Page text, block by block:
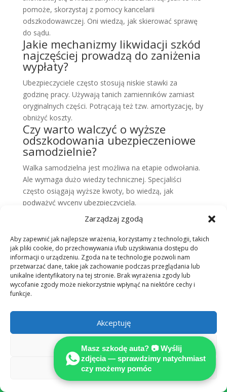
Zarządzaj zgodą
Aby zapewnić jak najlepsze wrażenia, korzystamy z technologii, takich
jak pliki cookie, do przechowywania i/lub uzyskiwania dostępu do
informacji o urządzeniu. Zgoda na te technologie pozwoli nam
przetwarzać dane, takie jak zachowanie podczas przeglądania lub
unikalne identyfikatory na tej stronie. Brak wyrażenia zgody lub
wycofanie zgody może niekorzystnie wpłynąć na niektóre cechy i
funkcje.
Akceptuję
Odmów
Zobacz preferencje
pomoże, skorzystaj z pomocy kancelarii
odszkodowawczej. Oni wiedzą, jak skierować sprawę
do sądu.
Jakie mechanizmy likwidacji szkód
najczęściej prowadzą do zaniżenia
wypłaty?
Ubezpieczyciele często stosują niskie stawki za
godzinę pracy. Używają tanich zamienników zamiast
oryginalnych części. Potrącają też tzw. amortyzację, by
obniżyć koszty.
Czy warto walczyć o wyższe
odszkodowania ubezpieczeniowe
samodzielnie?
Walka samodzielna jest możliwa na etapie odwołania.
Ale wymaga dużo wiedzy technicznej. Specjaliści
często osiągają wyższe kwoty, bo wiedzą, jak
podważyć wyceny ubezpieczyciela.
Jak przebiega proces likwidacji
szkody po wypadku?
Proces zaczyna się od zgłoszenia zdarzenia. Następnie
ubezpieczyciel przeprowadza oględziny. Potem
przygotowywany jest kosztorys i decyzja o
odszkodowaniu. Ważne jest, aby monitorować każdy
etap.
Czym różni się obecna praktyka
odszkodowawcza od standardów
Obecna praktyka często odbiega od standardów.
Ubezpieczyciele dążą do obniżenia kosztów, co często
kosztuje jakość naprawy i bezpieczeństwo na drogach.
Jakie działania ubezpieczyciela w
likwidacji szkód powinny wzbudzić

Masz szkodę auta? 📷 Wyślij
zdjęcia — sprawdzimy natychmiast
czy możemy pomóc